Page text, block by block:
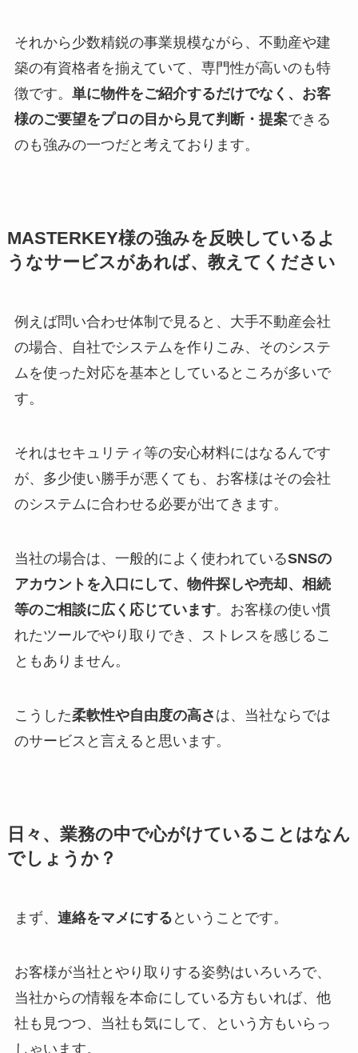
それから少数精鋭の事業規模ながら、不動産や建
築の有資格者を揃えていて、専門性が高いのも特
徴です。 単に物件をご紹介するだけでなく、お客
様のご要望をプロの目から見て判断・提案できる
のも強みの一つだと考えております。
MASTERKEY様の強みを反映しているよ
うなサービスがあれば、教えてください
例えば問い合わせ体制で見ると、大手不動産会社
の場合、自社でシステムを作りこみ、そのシステ
ムを使った対応を基本としているところが多いで
す。
それはセキュリティ等の安心材料にはなるんです
が、多少使い勝手が悪くても、お客様はその会社
のシステムに合わせる必要が出てきます。
当社の場合は、一般的によく使われているSNSの
アカウントを入口にして、物件探しや売却、相続
等のご相談に広く応じています。お客様の使い慣
れたツールでやり取りでき、ストレスを感じるこ
ともありません。
こうした柔軟性や自由度の高さ は、当社ならでは
のサービスと言えると思います。
日々、業務の中で心がけていることはなん
でしょうか？
まず、 連絡をマメにする ということです。
お客様が当社とやり取りする姿勢はいろいろで、
当社からの情報を本命にしている方もいれば、他
社も見つつ、当社も気にして、という方もいらっ
しゃいます。